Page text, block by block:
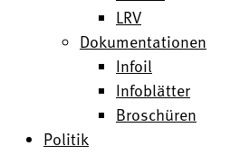
LRV
Dokumentationen
Infoil
Infoblätter
Broschüren
Politik